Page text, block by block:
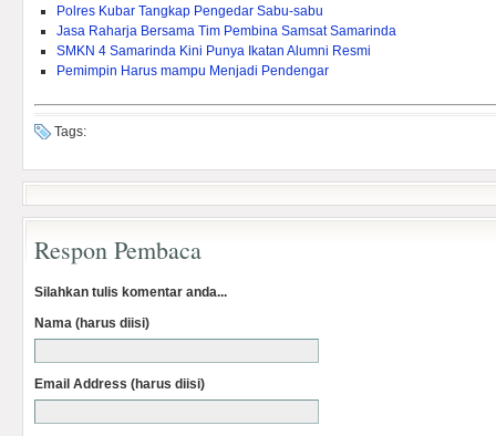
Polres Kubar Tangkap Pengedar Sabu-sabu
Jasa Raharja Bersama Tim Pembina Samsat Samarinda
SMKN 4 Samarinda Kini Punya Ikatan Alumni Resmi
Pemimpin Harus mampu Menjadi Pendengar
Tags:
Respon Pembaca
Silahkan tulis komentar anda...
Nama (harus diisi)
Email Address (harus diisi)